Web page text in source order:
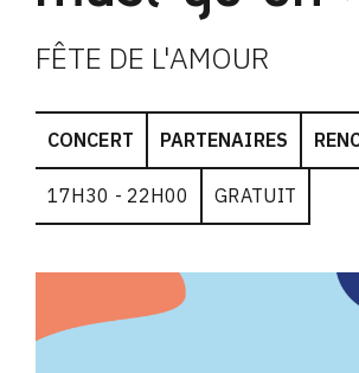
FÊTE DE L'AMOUR
CONCERT PARTENAIRES
17H30 - 22H00 GRATUIT